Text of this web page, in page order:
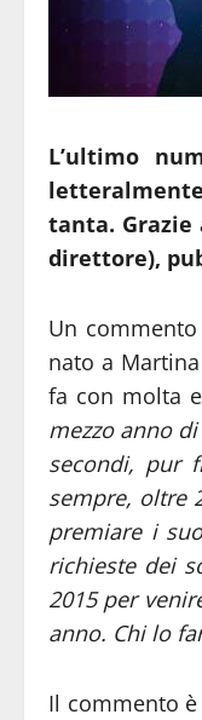
L’ultimo
tanta.
direttore),
Un
nato a
fa con molta
mezzo anno
secondi, pur
sempre, oltre
premiare i
richieste dei
2015 per
anno. Chi lo
Il commento